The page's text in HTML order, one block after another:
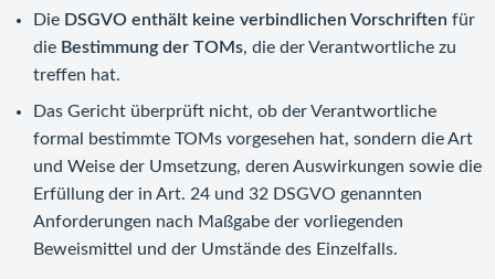
Die DSGVO enthält keine verbindlichen Vorschriften für
die Bestimmung der TOMs, die der Verantwortliche zu
treffen hat.
Das Gericht überprüft nicht, ob der Verantwortliche
formal bestimmte TOMs vorgesehen hat, sondern die Art
und Weise der Umsetzung, deren Auswirkungen sowie die
Erfüllung der in Art. 24 und 32 DSGVO genannten
Anforderungen nach Maßgabe der vorliegenden
Beweismittel und der Umstände des Einzelfalls.